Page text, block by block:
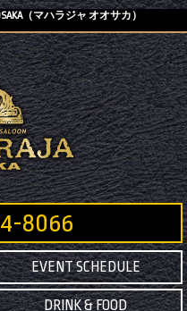
（マハラジャ オオサカ）
8066
EVENT SCHEDULE
DRINK & FOOD